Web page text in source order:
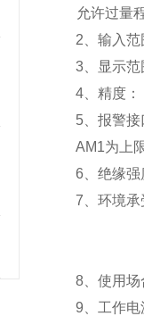
允许过量
2 、输入
3
显示
4 、精度：
5 、报警接
AM1为上
6 、绝缘
7 、环境
8 、使用
9 、工作